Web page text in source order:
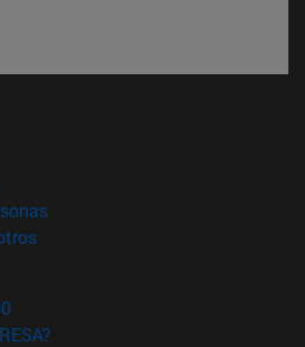
nueva ventana)
(abre en nueva ventana)
(abre en nueva ventana)